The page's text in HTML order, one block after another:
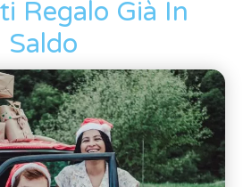
Regalo Già In
Saldo